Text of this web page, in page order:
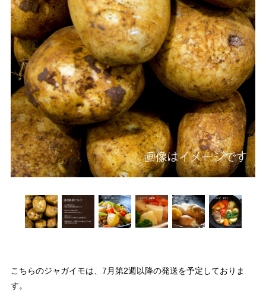
こちらのジャガイモは、7月第2週以降の発送を予定しておりま
す。